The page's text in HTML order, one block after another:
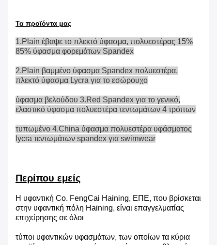
Τα προϊόντα μας
1.Plain έβαψε το πλεκτό ύφασμα, πολυεστέρας 15%
85% ύφασμα φορεμάτων Spandex
2.Plain βαμμένο ύφασμα Spandex πολυεστέρα,
πλεκτό ύφασμα Lycra για το εσώρουχο
ύφασμα βελούδου 3.Red Spandex για το γενικό,
ελαστικό ύφασμα πολυεστέρα τεντωμάτων 4 τρόπων
τυπωμένο 4.China ύφασμα πολυεστέρα υφάσματος
lycra τεντωμάτων spandex για swimwear
Περίπου εμείς
Η υφαντική Co. FengCai Haining, ΕΠΕ, που βρίσκεται
στην υφαντική πόλη Haining, είναι επαγγελματίας
επιχείρησης σε όλοι
τύποι υφαντικών υφασμάτων, των οποίων τα κύρια